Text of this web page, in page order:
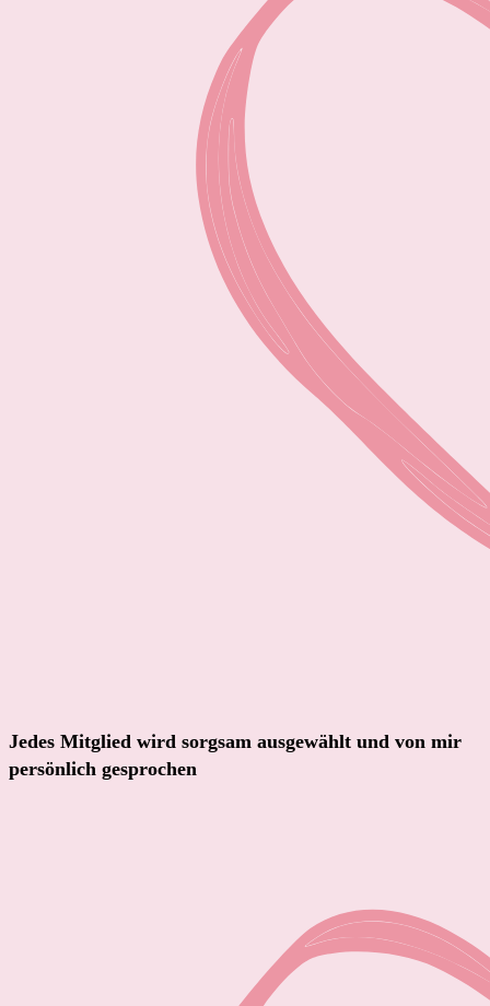
Jedes Mitglied wird sorgsam ausgewählt und von mir
persönlich gesprochen